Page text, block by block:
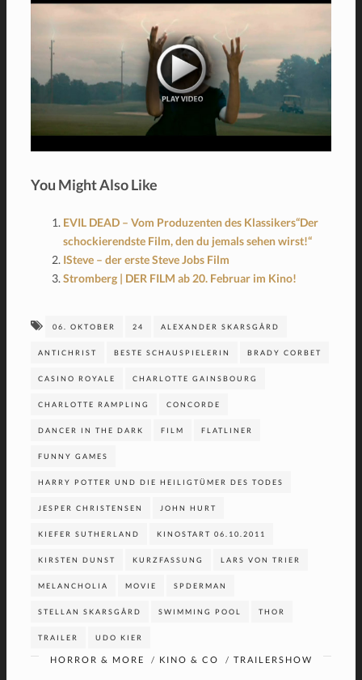
You Might Also Like
EVIL DEAD – Vom Produzenten des Klassikers“Der
schockierendste Film, den du jemals sehen wirst!“
ISteve – der erste Steve Jobs Film
Stromberg | DER FILM ab 20. Februar im Kino!
06. OKTOBER 24 ALEXANDER SKARSGÅRD
ANTICHRIST BESTE SCHAUSPIELERIN BRADY CORBET
CASINO ROYALE CHARLOTTE GAINSBOURG
CHARLOTTE RAMPLING CONCORDE
DANCER IN THE DARK FILM FLATLINER
FUNNY GAMES
HARRY POTTER UND DIE HEILIGTÜMER DES TODES
JESPER CHRISTENSEN JOHN HURT
KIEFER SUTHERLAND KINOSTART 06.10.2011
KIRSTEN DUNST KURZFASSUNG LARS VON TRIER
MELANCHOLIA MOVIE SPDERMAN
STELLAN SKARSGÅRD SWIMMING POOL THOR
TRAILER UDO KIER
HORROR & MORE / KINO & CO / TRAILERSHOW